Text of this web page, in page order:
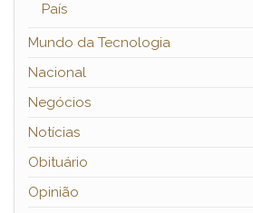
País
Mundo da Tecnologia
Nacional
Negócios
Notícias
Obituário
Opinião